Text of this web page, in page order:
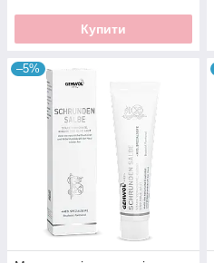
Купити
–5%